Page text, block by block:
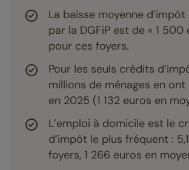
La baisse moyenne
par la DGFiP est de « 1 500
pour ces foyers.
Pour les seuls crédits
millions de ménages en
en 2025 (1 132 euros en
L’emploi à domicile est le
d’impôt le plus fréquent :
foyers, 1 266 euros en